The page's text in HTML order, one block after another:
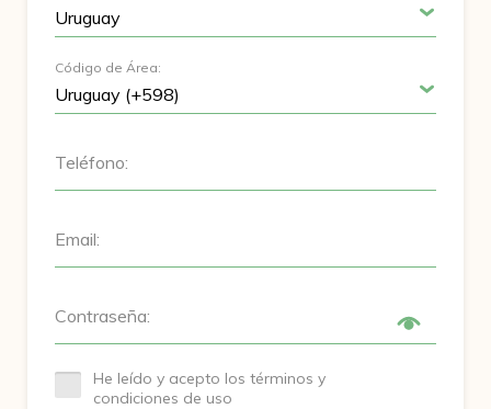
Código de Área:
Teléfono:
Email:
Contraseña:
He leído y acepto los términos y
condiciones de uso